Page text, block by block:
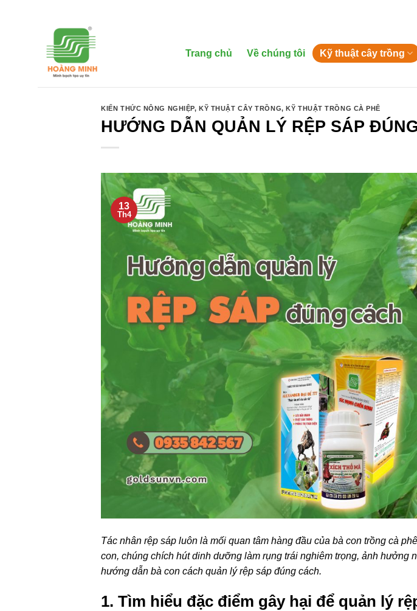
Trang chủ Về chúng tôi Kỹ thuật cây trồng
KIẾN THỨC NÔNG NGHIỆP,KỸ THUẬT CÂY TRỒNG,KỸ THUẬT TRỒNG CÀ PHÊ
HƯỚNG DẪN QUẢN LÝ RỆP SÁP
13
Th4
Tác nhân rệp sáp luôn là mối quan tâm hàng đầu của bà con trồng cà
con, chúng chích hút dinh dưỡng làm rụng trái nghiêm trọng, ảnh
hướng dẫn bà con cách quản lý rệp sáp đúng cách.
1. Tìm hiểu đặc điểm gây hại để quản lý